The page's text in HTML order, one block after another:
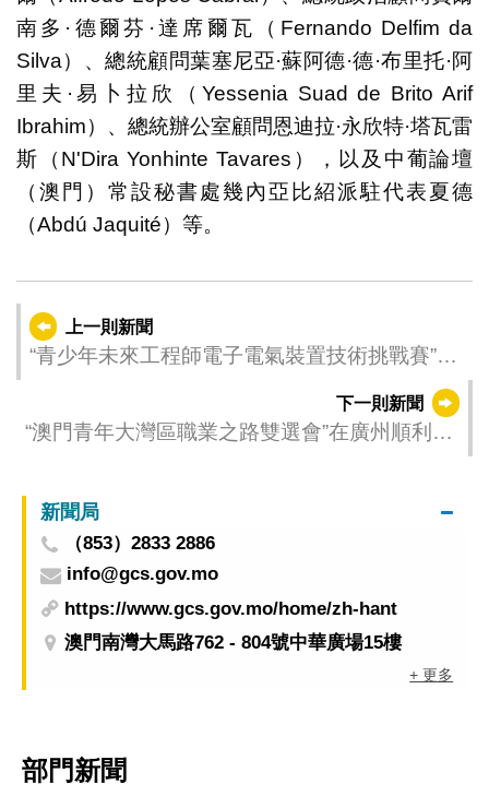
南多·德爾芬·達席爾瓦（Fernando Delfim da
Silva）、總統顧問葉塞尼亞·蘇阿德·德·布里托·阿
里夫·易卜拉欣（Yessenia Suad de Brito Arif
Ibrahim）、總統辦公室顧問恩迪拉·永欣特·塔瓦雷
斯（N'Dira Yonhinte Tavares），以及中葡論壇
（澳門）常設秘書處幾內亞比紹派駐代表夏德
（Abdú Jaquité）等。
上一則新聞
“青少年未來工程師電子電氣裝置技術挑戰賽”接
下一則新聞
“澳門青年大灣區職業之路雙選會”在廣州順利舉
新聞局
（853）2833 2886
info@gcs.gov.mo
https://www.gcs.gov.mo/home/zh-hant
澳門南灣大馬路762 - 804號中華廣場15樓
+ 更多
部門新聞